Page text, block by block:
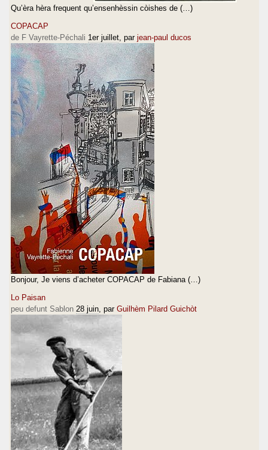
Qu’èra hèra frequent qu’ensenhèssin còishes de (…)
COPACAP
de F Vayrette-Péchali 1er juillet , par jean-paul ducos
Bonjour, Je viens d’acheter COPACAP de Fabiana (…)
Lo Paisan
peu defunt Sablon 28 juin , par Guilhèm Pilard Guichòt